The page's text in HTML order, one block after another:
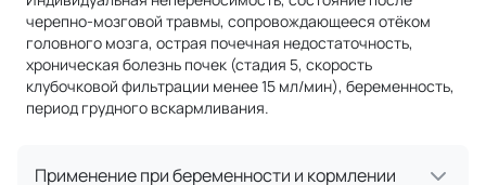
черепно-мозговой травмы, сопровождающееся отёком
головного мозга, острая почечная недостаточность,
хроническая болезнь почек (стадия 5, скорость
клубочковой фильтрации менее 15 мл/мин), беременность,
период грудного вскармливания.
Применение при беременности и кормлении